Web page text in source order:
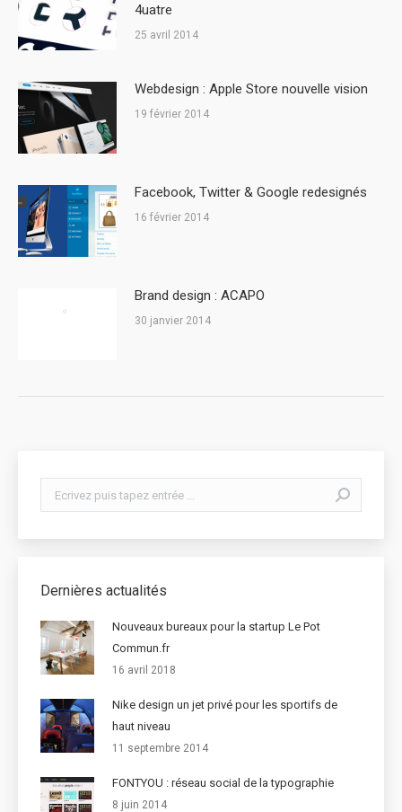
4uatre
25 avril 2014
Webdesign : Apple Store nouvelle vision
19 février 2014
Facebook, Twitter & Google redesignés
16 février 2014
Brand design : ACAPO
30 janvier 2014
Dernières actualités
Nouveaux bureaux pour la startup Le Pot
Commun.fr
16 avril 2018
Nike design un jet privé pour les sportifs de
haut niveau
11 septembre 2014
FONTYOU : réseau social de la typographie
8 juin 2014